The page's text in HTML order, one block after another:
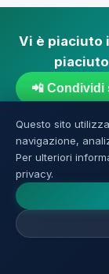
Vi è piaciuto
📲 Condividi
Questo sito
navigazione,
Per ulteriori
privacy.